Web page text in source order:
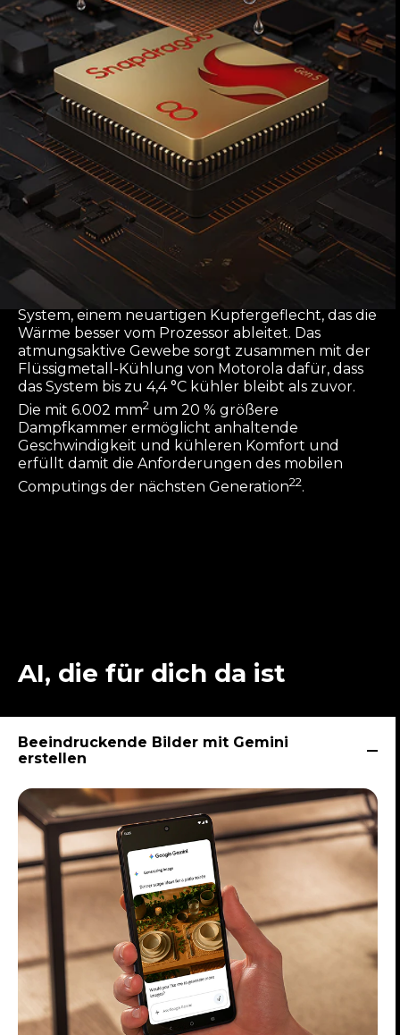
Der Snapdragon® 8 Gen 5 bietet starke und
konstante Leistung dank ArcticMesh Cooling
System, einem neuartigen Kupfergeflecht, das die
Wärme besser vom Prozessor ableitet. Das
atmungsaktive Gewebe sorgt zusammen mit der
Flüssigmetall-Kühlung von Motorola dafür, dass
das System bis zu 4,4 °C kühler bleibt als zuvor.
Die mit 6.002 mm2 um 20 % größere
Dampfkammer ermöglicht anhaltende
Geschwindigkeit und kühleren Komfort und
erfüllt damit die Anforderungen des mobilen
Computings der nächsten Generation22.
AI, die für dich da ist
Beeindruckende Bilder mit Gemini
erstellen